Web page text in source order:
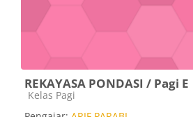
REKAYASA PONDASI / Pagi E
Kategori kursus
Kelas Pagi